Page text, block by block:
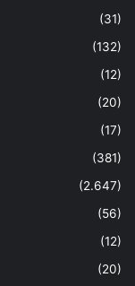
(31)
(132)
(12)
(20)
(17)
(381)
(2.647)
(56)
(12)
(20)